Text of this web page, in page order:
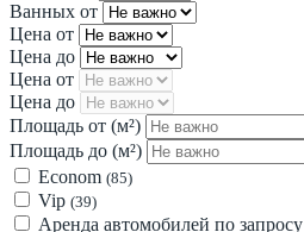
Ванных от
Цена от
Цена до
Цена от
Цена до
Площадь от (м²)
Площадь до (м²)
Econom (85)
Vip (39)
Аренда автомобилей по запросу